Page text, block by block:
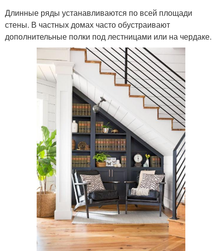
Длинные ряды устанавливаются по всей площади
стены. В частных домах часто обустраивают
дополнительные полки под лестницами или на чердаке.